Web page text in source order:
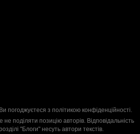
погоджуєтеся з політикою конфіденційності.
поділяти позицію авторів. Відповідальність
"Блоги" несуть автори текстів.